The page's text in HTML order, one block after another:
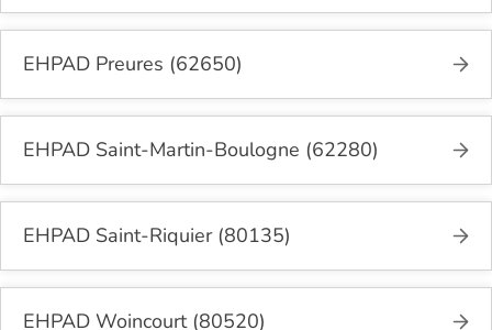
EHPAD Preures (62650)
EHPAD Saint-Martin-Boulogne (62280)
EHPAD Saint-Riquier (80135)
EHPAD Woincourt (80520)